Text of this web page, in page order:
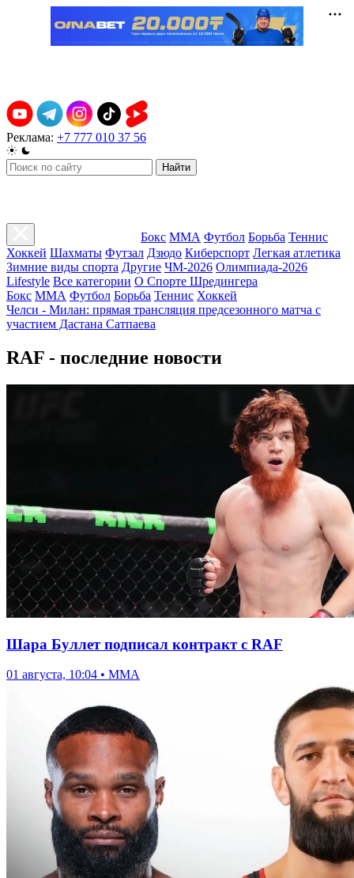
Реклама: +7 777 010 37 56
Найти
Бокс ММА Футбол Борьба Теннис
Хоккей Шахматы Футзал Дзюдо Киберспорт Легкая атлетика
Зимние виды спорта Другие ЧМ-2026 Олимпиада-2026
Lifestyle Все категории О Спорте Шредингера
Бокс ММА Футбол Борьба Теннис Хоккей
Челси - Милан: прямая трансляция предсезонного матча с
участием Дастана Сатпаева
RAF - последние новости
Шара Буллет подписал контракт с RAF
01 августа, 10:04 • ММА